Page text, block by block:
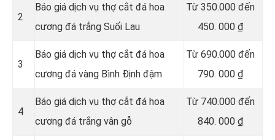
2
Báo giá dịch vụ thợ cắt đá hoa
cương đá trắng Suối Lau
Từ 350.000 đến
450. 000 ₫
3
Báo giá dịch vụ thợ cắt đá hoa
cương đá vàng Bình Định đậm
Từ 690.000 đến
790. 000 ₫
4
Báo giá dịch vụ thợ cắt đá hoa
cương đá trắng vân gỗ
Từ 740.000 đến
840. 000 ₫